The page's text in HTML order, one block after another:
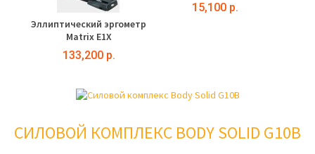
Эллиптический эргометр
Matrix E1X
133,200 р.
15,100 р.
СИЛОВОЙ КОМПЛЕКС BODY SOLID G10B